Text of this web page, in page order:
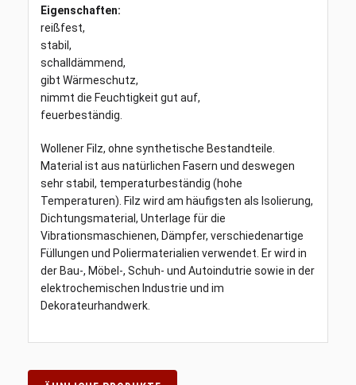
Eigenschaften:
reißfest,
stabil,
schalldämmend,
gibt Wärmeschutz,
nimmt die Feuchtigkeit gut auf,
feuerbeständig.
Wollener Filz, ohne synthetische Bestandteile.
Material ist aus natürlichen Fasern und deswegen
sehr stabil, temperaturbeständig (hohe
Temperaturen). Filz wird am häufigsten als Isolierung,
Dichtungsmaterial, Unterlage für die
Vibrationsmaschienen, Dämpfer, verschiedenartige
Füllungen und Poliermaterialien verwendet. Er wird in
der Bau-, Möbel-, Schuh- und Autoindutrie sowie in der
elektrochemischen Industrie und im
Dekorateurhandwerk.